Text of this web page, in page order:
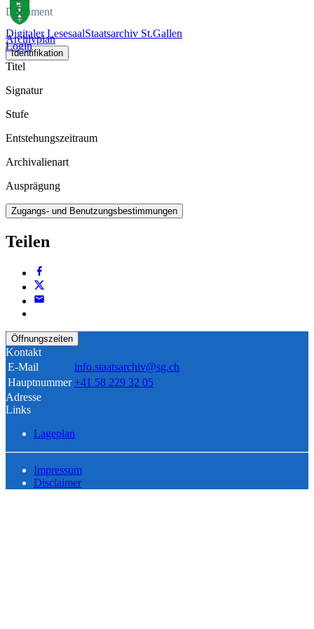
Digitaler LesesaalStaatsarchiv St.Gallen
Login
Dokument
Archivplan
Identifikation
Titel
Signatur
Stufe
Entstehungszeitraum
Archivalienart
Ausprägung
Zugangs- und Benutzungsbestimmungen
Teilen
Öffnungszeiten
Kontakt
E-Mail
info.staatsarchiv@sg.ch
Hauptnummer +41 58 229 32 05
Adresse
Links
Lageplan
Impressum
Disclaimer